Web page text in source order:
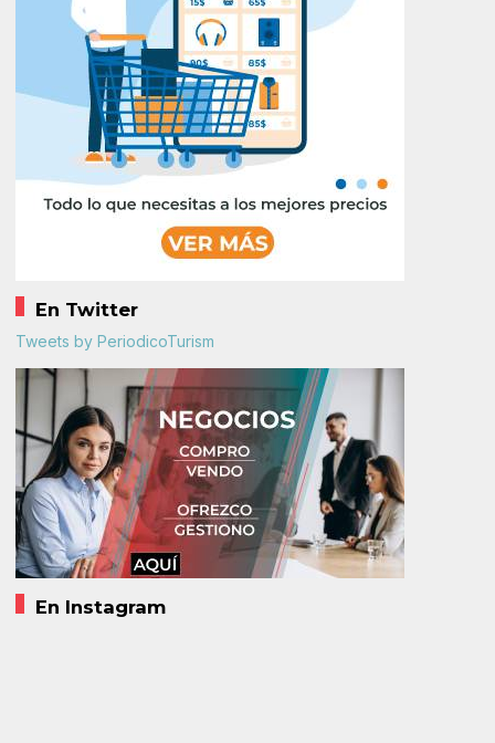
En Twitter
Tweets by PeriodicoTurism
En Instagram